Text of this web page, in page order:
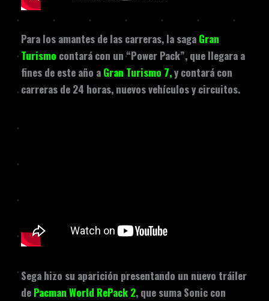
Para los amantes de las carreras, la saga Gran
Turismo contará con un “Power Pack”, que llegara a
fines de este año a Gran Turismo 7,y contará con
carreras de 24 horas, nuevos vehículos y circuitos.
Sega hizo su aparición presentando un nuevo tráiler
de Pacman World RePack 2, que suma Sonic con